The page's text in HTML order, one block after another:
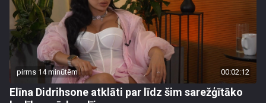
pirms 14 minūtēm 00:02:12
Elīna Didrihsone atklāti par līdz šim sarežģītāko